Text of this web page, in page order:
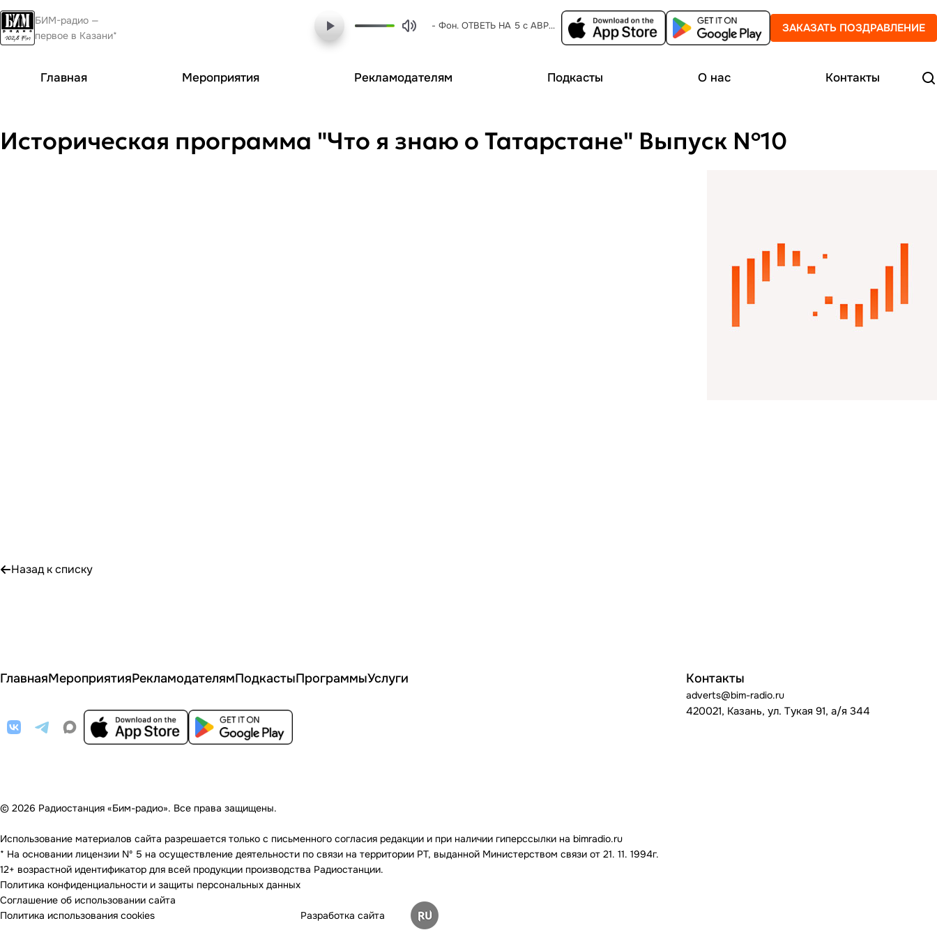
БИМ-радио —
первое в Казани*
- Фон. ОТВЕТЬ НА 5 с АВРОРА-КАНЦ ЗАКАЗАТЬ ПОЗДРАВЛЕНИЕ
Главная Мероприятия Рекламодателям Подкасты О нас Контакты
Историческая программа "Что я знаю о Татарстане" Выпуск №10
Назад к списку
ГлавнаяМероприятияРекламодателямПодкастыПрограммыУслуги Контакты
adverts@bim-radio.ru
420021, Казань, ул. Тукая 91, а/я 344
© 2026 Радиостанция «Бим-радио». Все права защищены.
Использование материалов сайта разрешается только с письменного согласия редакции и при наличии гиперссылки на bimradio.ru
* На основании лицензии Nº 5 на осуществление деятельности по связи на территории РТ, выданной Министерством связи от 21. 11. 1994г.
12+ возрастной идентификатор для всей продукции производства Радиостанции.
Политика конфиденциальности и защиты персональных данных
Соглашение об использовании сайта
Политика использования cookies
Разработка сайта